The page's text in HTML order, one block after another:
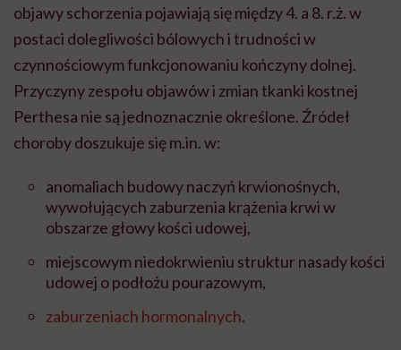
objawy schorzenia pojawiają się między 4. a 8. r.ż. w
postaci dolegliwości bólowych i trudności w
czynnościowym funkcjonowaniu kończyny dolnej.
Przyczyny zespołu objawów i zmian tkanki kostnej
Perthesa nie są jednoznacznie określone. Źródeł
choroby doszukuje się m.in. w:
anomaliach budowy naczyń krwionośnych,
wywołujących zaburzenia krążenia krwi w
obszarze głowy kości udowej,
miejscowym niedokrwieniu struktur nasady kości
udowej o podłożu pourazowym,
zaburzeniach hormonalnych.